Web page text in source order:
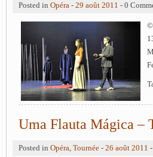
Posted in Opéra - 29 août 2011 - 0
©
Uma Flauta Mágica –
Posted in Opéra Tournée - 26 août 2011